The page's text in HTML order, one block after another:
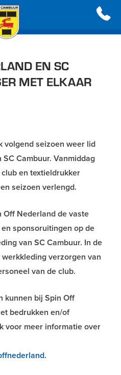
EN SC
MET ELKAAR
volgend seizoen weer lid
Cambuur. Vanmiddag
en textieldrukker
seizoen verlengd.
Nederland de vaste
sponsoruitingen op de
van SC Cambuur. In de
verzorgen van
van de club.
kunnen bij Spin Off
bedrukken en/of
voor meer informatie over
.